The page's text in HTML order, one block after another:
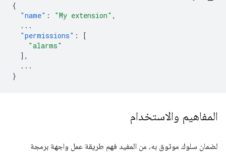
{
"name" : "My extension" ,
...
"permissions" :
[
"alarms"
],
...
}
المفاهيم والاستخدام
لضمان سلوك موثوق به، من المفيد فهم طريقة عمل واجهة برمجة